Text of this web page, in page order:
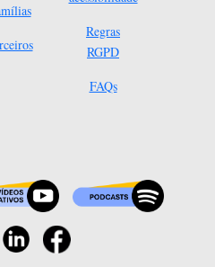
Regras
RGPD
FAQs